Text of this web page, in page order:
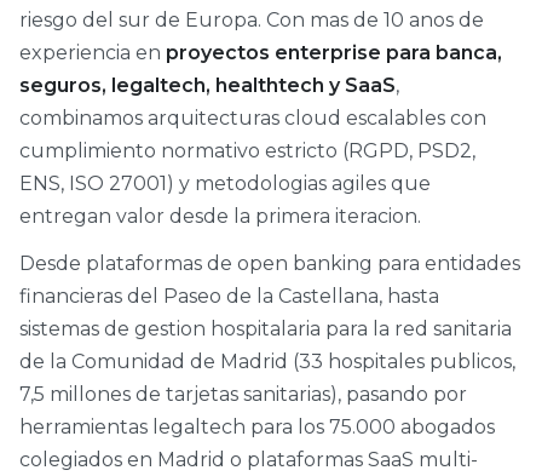
riesgo del sur de Europa. Con mas de 10 anos de
experiencia en proyectos enterprise para banca,
seguros, legaltech, healthtech y SaaS,
combinamos arquitecturas cloud escalables con
cumplimiento normativo estricto (RGPD, PSD2,
ENS, ISO 27001) y metodologias agiles que
entregan valor desde la primera iteracion.
Desde plataformas de open banking para entidades
financieras del Paseo de la Castellana, hasta
sistemas de gestion hospitalaria para la red sanitaria
de la Comunidad de Madrid (33 hospitales publicos,
7,5 millones de tarjetas sanitarias), pasando por
herramientas legaltech para los 75.000 abogados
colegiados en Madrid o plataformas SaaS multi-